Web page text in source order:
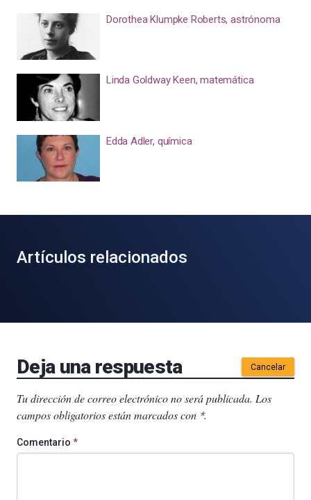
Dorothea Klumpke Roberts, astrónoma
Linda Goldway Keen, matemática
Edda Adler, química
Artículos relacionados
Deja una respuesta Cancelar
Tu dirección de correo electrónico no será publicada. Los
campos obligatorios están marcados con *.
Comentario *